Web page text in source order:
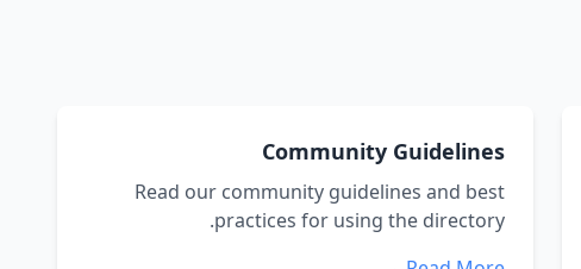
Community Guidelines
Read our community guidelines and best
practices for using the directory.